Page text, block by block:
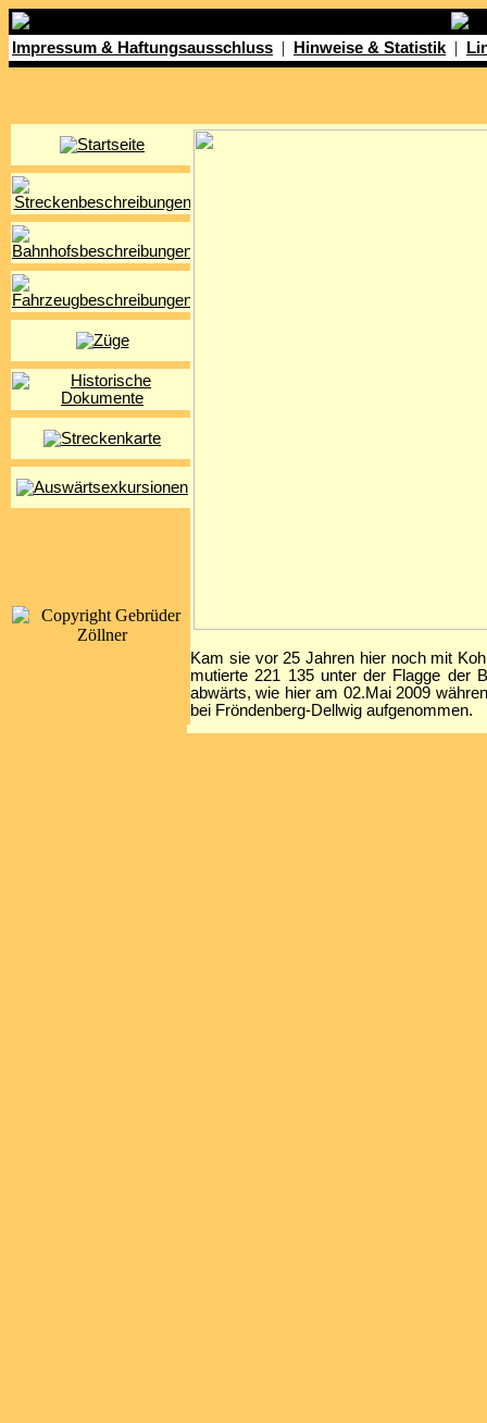
Impressum & Haftungsausschluss | Hinweise & Statistik |
Kam sie vor 25 Jahren hier noch mit
mutierte 221 135 unter der Flagge der
abwärts, wie hier am 02.Mai 2009
bei Fröndenberg-Dellwig aufgenommen.